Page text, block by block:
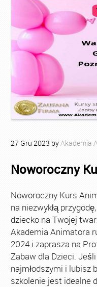
27 Gru 2023 byAkademia
Noworoczny
Noworoczny Kurs
na niezwykłą
dziecko na Twojej
Akademia Animatora
2024 i zaprasza na
Zabaw dla Dzieci.
najmłodszymi i lubisz
szkolenie jest idealne